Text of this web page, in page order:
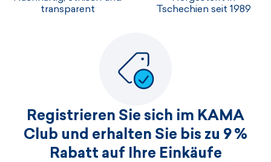
transparent
Tschechien seit 1989
Registrieren Sie sich im KAMA
Club und erhalten Sie bis zu 9 %
Rabatt auf Ihre Einkäufe